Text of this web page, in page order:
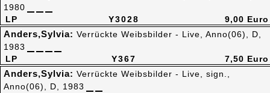
Y3028
LP
1980
9,00 Euro
Y367
LP
Anders,Sylvia: Verrückte Weibsbilder - Live, Anno(06), D,
1983
7,50 Euro
Anders,Sylvia: Verrückte Weibsbilder - Live, sign.,
Anno(06), D, 1983